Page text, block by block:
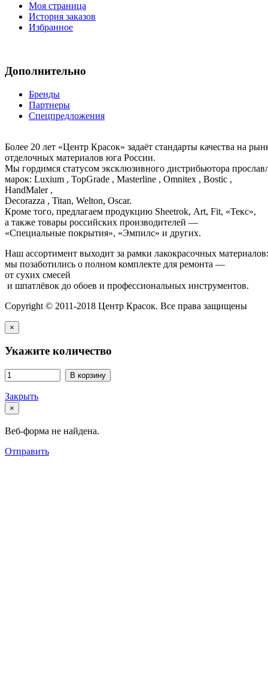
Моя страница
История заказов
Избранное
Дополнительно
Бренды
Партнеры
Спецпредложения
Более 20 лет «Центр Красок» задаёт стандарты качества на
отделочных материалов юга России.
Мы гордимся статусом эксклюзивного дистрибьютора
марок: Luxium , TopGrade , Masterline , Omnitex , Bostic ,
HandMaler ,
Decorazza , Titan, Welton, Oscar.
Кроме того, предлагаем продукцию Sheetrok, Art, Fit, «Текс»,
а также товары российских производителей —
«Специальные покрытия», «Эмпилс» и других.
Наш ассортимент выходит за рамки лакокрасочных
мы позаботились о полном комплекте для ремонта —
от сухих смесей
и шпатлёвок до обоев и профессиональных инструментов.
Copyright © 2011-2018 Центр Красок. Все права защищены
×
Укажите количество
В корзину
Закрыть
×
Веб-форма не найдена.
Отправить